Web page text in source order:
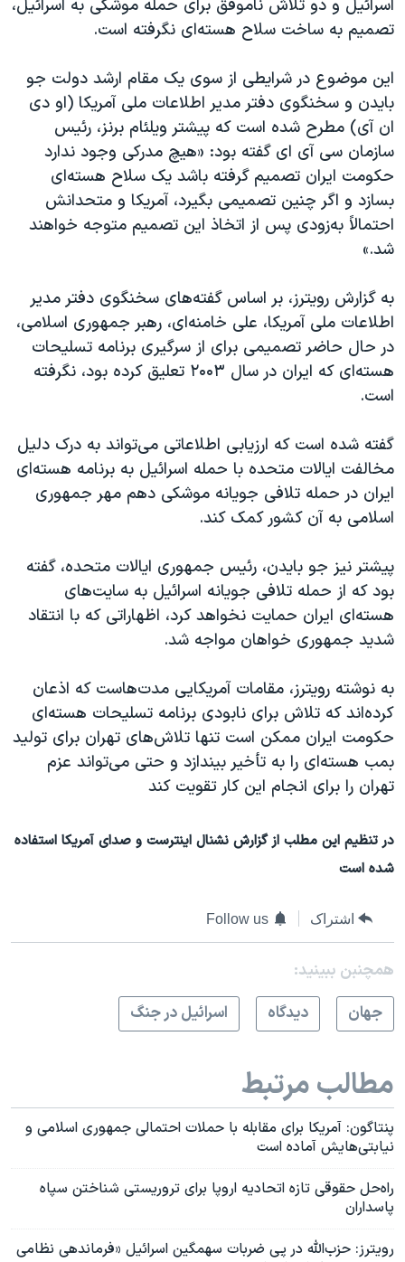
اسرائیل و دو تلاش ناموفق برای حمله موشکی به اسرائیل،
تصمیم به ساخت سلاح هسته‌ای نگرفته است.
این موضوع در شرایطی از سوی یک مقام ارشد دولت جو
بایدن و سخنگوی دفتر مدیر اطلاعات ملی آمریکا (او دی
ان آی) مطرح شده است که پیشتر ویلئام برنز، رئیس
سازمان سی آی ای گفته بود: «هیچ مدرکی وجود ندارد
حکومت ایران تصمیم گرفته باشد یک سلاح هسته‌ای
بسازد و اگر چنین تصمیمی بگیرد، آمریکا و متحدانش
احتمالاً به‌زودی پس از اتخاذ این تصمیم متوجه خواهند
شد.»
به گزارش رویترز، بر اساس گفته‌های سخنگوی دفتر مدیر
اطلاعات ملی آمریکا، علی خامنه‌ای، رهبر جمهوری اسلامی،
در حال حاضر تصمیمی برای از سرگیری برنامه تسلیحات
هسته‌ای که ایران در سال ۲۰۰۳ تعلیق کرده بود، نگرفته
است.
گفته شده است که ارزیابی اطلاعاتی می‌تواند به درک دلیل
مخالفت ایالات متحده با حمله اسرائیل به برنامه هسته‌ای
ایران در حمله تلافی جویانه موشکی دهم مهر جمهوری
اسلامی به آن کشور کمک کند.
پیشتر نیز جو بایدن، رئیس جمهوری ایالات متحده، گفته
بود که از حمله تلافی جویانه اسرائیل به سایت‌های
هسته‌ای ایران حمایت نخواهد کرد، اظهاراتی که با انتقاد
شدید جمهوری خواهان مواجه شد.
به نوشته رویترز، مقامات آمریکایی مدت‌هاست که اذعان
کرده‌اند که تلاش برای نابودی برنامه تسلیحات هسته‌ای
حکومت ایران ممکن است تنها تلاش‌های تهران برای تولید
بمب هسته‌ای را به تأخیر بیندازد و حتی می‌تواند عزم
تهران را برای انجام این کار تقویت کند
در تنظیم این مطلب از گزارش نشنال اینترست و صدای آمریکا استفاده
شده است
اشتراک Follow us
همچنبن ببینید:
جهان
دیدگاه اسرائیل در جنگ
مطالب مرتبط
پنتاگون: آمریکا برای مقابله با حملات احتمالی جمهوری اسلامی و
نیابتی‌هایش آماده است
راه‌حل حقوقی تازه اتحادیه اروپا برای تروریستی شناختن سپاه
پاسداران
رویترز: حزب‌الله در پی ضربات سهمگین اسرائیل «فرماندهی نظامی